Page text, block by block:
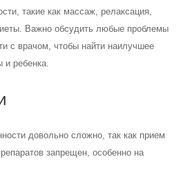
такие как массаж, релаксация,
Важно обсудить любые проблемы
с врачом, чтобы найти наилучшее
ребенка.
довольно сложно, так как прием
запрещен, особенно на